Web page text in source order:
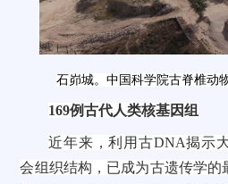
石峁城。中国科学院古脊椎动
169例古代人类核基因组
近年来，利用古DNA揭示
会组织结构，已成为古遗传学